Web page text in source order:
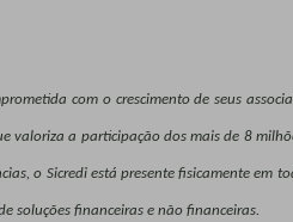
com o crescimento de seus
valoriza a participação dos mais de 8
o Sicredi está presente fisicamente em
soluções financeiras e não financeiras.